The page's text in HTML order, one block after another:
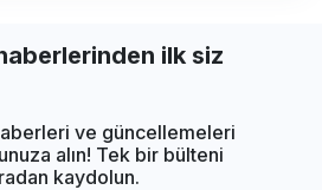
ilk siz
ve güncellemeleri
alın! Tek bir bülteni
kaydolun.